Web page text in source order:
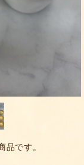
品です。